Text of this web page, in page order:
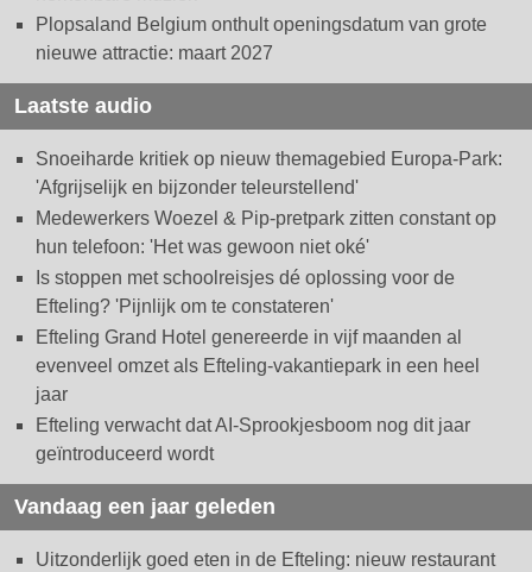
Plopsaland Belgium onthult openingsdatum van grote
nieuwe attractie: maart 2027
Laatste audio
Snoeiharde kritiek op nieuw themagebied Europa-Park:
'Afgrijselijk en bijzonder teleurstellend'
Medewerkers Woezel & Pip-pretpark zitten constant op
hun telefoon: 'Het was gewoon niet oké'
Is stoppen met schoolreisjes dé oplossing voor de
Efteling? 'Pijnlijk om te constateren'
Efteling Grand Hotel genereerde in vijf maanden al
evenveel omzet als Efteling-vakantiepark in een heel
jaar
Efteling verwacht dat AI-Sprookjesboom nog dit jaar
geïntroduceerd wordt
Vandaag een jaar geleden
Uitzonderlijk goed eten in de Efteling: nieuw restaurant